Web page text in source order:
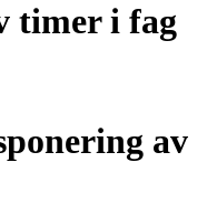
timer i fag
av